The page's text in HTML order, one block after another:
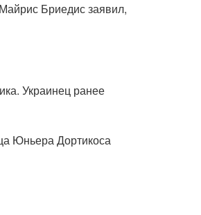
Бриедис заявил,
Украинец ранее
Юньера Дортикоса